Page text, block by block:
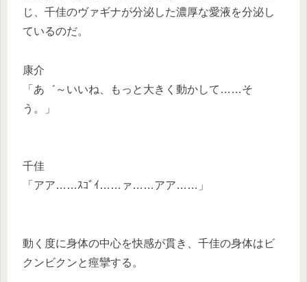
じ、千佳のヴァギナが分泌した濃厚な愛液を分泌し
ているのだ。
康介
「あ゛～いいね、もっと大きく動かして……そ
う。」
千佳
「アア……ｽｺﾞｲ……ァ……アア……」
動く度に身体の中心を快感が貫き、千佳の身体はビ
クンビクンと痙攣する。